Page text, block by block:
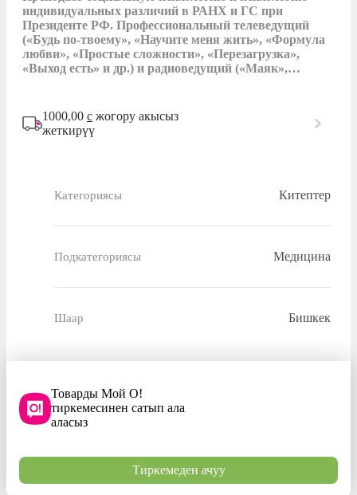
индивидуальных различий в РАНХ и ГС при
Президенте РФ. Профессиональный телеведущий
(«Будь по-твоему», «Научите меня жить», «Формула
любви», «Простые сложности», «Перезагрузка»,
«Выход есть» и др.) и радиоведущий («Маяк»,…
1000,00 с жогору акысыз
жеткирүү
Категориясы Китептер
Подкатегориясы Медицина
Шаар Бишкек
Товарды Мой О!
тиркемесинен сатып ала
аласыз
Тиркемеден ачуу